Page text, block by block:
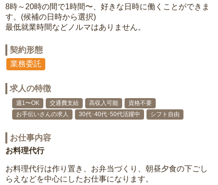
8時～20時の間で1時間〜、好きな日時に働くことができま
す。(候補の日時から選択)
最低就業時間などノルマはありません。
契約形態
業務委託
求人の特徴
週1〜OK 交通費支給 高収入可能
資格不要
お手伝いさんの求人
30代･40代･50代活躍中 シフト自由
お仕事内容
お料理代行
お料理代行は作り置き、お弁当づくり、朝昼夕食の下ごし
らえなどを中心にしたお仕事になります。